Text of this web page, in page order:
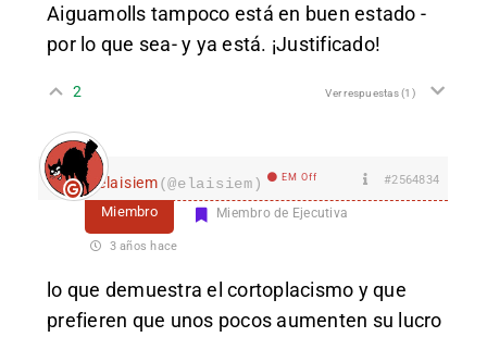
Aiguamolls tampoco está en buen estado -
por lo que sea- y ya está. ¡Justificado!
2 Ver respuestas(1)
elaisiem(@elaisiem) EM Off #2564834
Miembro Miembro de Ejecutiva
3 años hace
lo que demuestra el cortoplacismo y que
prefieren que unos pocos aumenten su lucro